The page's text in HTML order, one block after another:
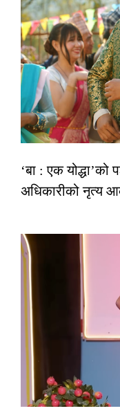
‘बा : एक
अधिकारीको नृत्य